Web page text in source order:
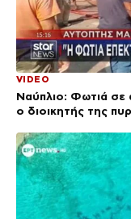
VIDEO
Ναύπλιο: Φωτιά σε
ο διοικητής της